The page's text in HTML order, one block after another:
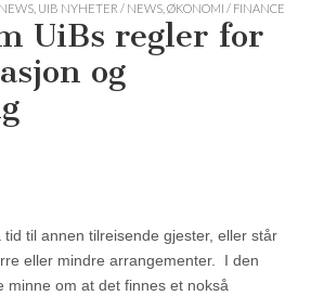
UIB NYHETER / NEWS ØKONOMI / FINANCE
UiBs regler for
og
til annen tilreisende gjester, eller står
eller mindre arrangementer. I den
minne om at det finnes et nokså